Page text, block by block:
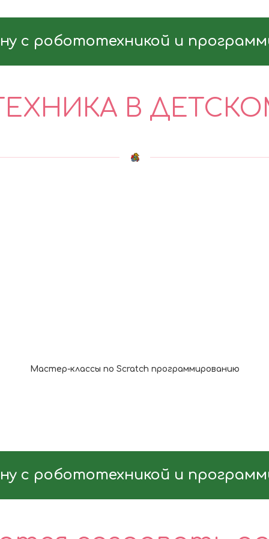
с робототехникой и
В
Мастер-классы по Scratch программированию
с робототехникой и